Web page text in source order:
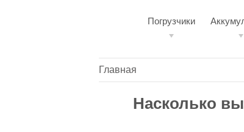
Погрузчики
Главная
Насколько